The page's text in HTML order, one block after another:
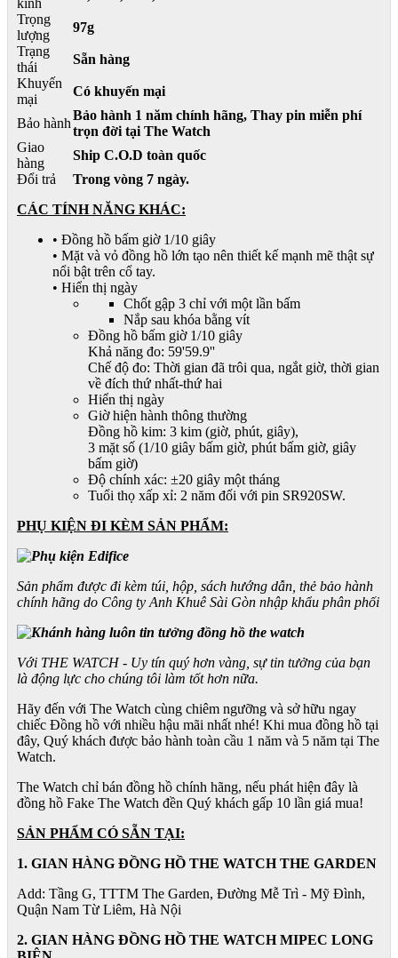
kính
Trọng
lượng
97g
Trạng
thái
Sẵn hàng
Khuyến
mại
Có khuyến mại
Bảo hành
Bảo hành 1 năm chính hãng, Thay pin miễn phí
trọn đời tại The Watch
Giao
hàng
Ship C.O.D toàn quốc
Đổi trả
Trong vòng 7 ngày.
CÁC TÍNH NĂNG KHÁC:
• Đồng hồ bấm giờ 1/10 giây
• Mặt và vỏ đồng hồ lớn tạo nên thiết kế mạnh mẽ thật sự
nổi bật trên cổ tay.
• Hiển thị ngày
Chốt gập 3 chỉ với một lần bấm
Nắp sau khóa bằng vít
Đồng hồ bấm giờ 1/10 giây
Khả năng đo: 59'59.9''
Chế độ đo: Thời gian đã trôi qua, ngắt giờ, thời gian
về đích thứ nhất-thứ hai
Hiển thị ngày
Giờ hiện hành thông thường
Đồng hồ kim: 3 kim (giờ, phút, giây),
3 mặt số (1/10 giây bấm giờ, phút bấm giờ, giây
bấm giờ)
Độ chính xác: ±20 giây một tháng
Tuổi thọ xấp xỉ: 2 năm đối với pin SR920SW.
PHỤ KIỆN ĐI KÈM SẢN PHẨM:
Sản phẩm được đi kèm túi, hộp, sách hướng dẫn, thẻ bảo hành
chính hãng do Công ty Anh Khuê Sài Gòn nhập khẩu phân phối
Với THE WATCH - Uy tín quý hơn vàng, sự tin tưởng của bạn
là động lực cho chúng tôi làm tốt hơn nữa.
Hãy đến với The Watch cùng chiêm ngưỡng và sở hữu ngay
chiếc Đồng hồ với nhiều hậu mãi nhất nhé! Khi mua đồng hồ tại
đây, Quý khách được bảo hành toàn cầu 1 năm và 5 năm tại The
Watch.
The Watch chỉ bán đồng hồ chính hãng, nếu phát hiện đây là
đồng hồ Fake The Watch đền Quý khách gấp 10 lần giá mua!
SẢN PHẨM CÓ SẴN TẠI:
1. GIAN HÀNG ĐỒNG HỒ THE WATCH THE GARDEN
Add: Tầng G, TTTM The Garden, Đường Mễ Trì - Mỹ Đình,
Quận Nam Từ Liêm, Hà Nội
2. GIAN HÀNG ĐỒNG HỒ THE WATCHMIPEC LONG